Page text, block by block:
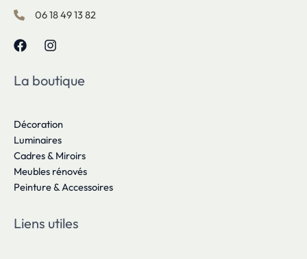
06 18 49 13 82
La boutique
Décoration
Luminaires
Cadres & Miroirs
Meubles rénovés
Peinture & Accessoires
Liens utiles